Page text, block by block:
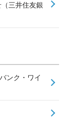
三井住友銀
ンク・ワイ